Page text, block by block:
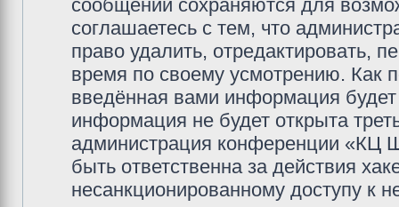
сообщений сохраняются для
соглашаетесь с тем, что
право удалить, отредактировать,
время по своему усмотрению. Как
введённая вами информация
информация не будет открыта
администрация конференции «КЦ
быть ответственна за действия
несанкционированному доступу к